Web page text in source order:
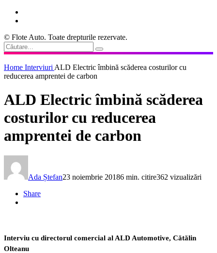
© Flote Auto. Toate drepturile rezervate.
Home Interviuri ALD Electric îmbină scăderea costurilor cu
reducerea amprentei de carbon
ALD Electric îmbină scăderea
costurilor cu reducerea
amprentei de carbon
Ada Ștefan23 noiembrie 20186 min. citire362 vizualizări
Share
Interviu cu directorul comercial al ALD Automotive, Cătălin
Olteanu